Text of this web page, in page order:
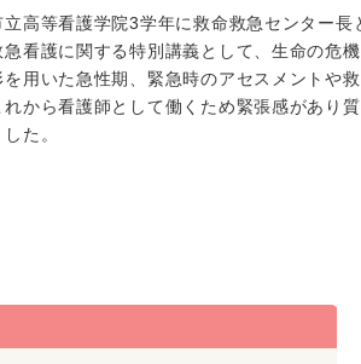
立高等看護学院3学年に救命救急センター
急看護に関する特別講義として、生命の危
を用いた急性期、緊急時のアセスメントや
れから看護師として働くため緊張感があり
た。